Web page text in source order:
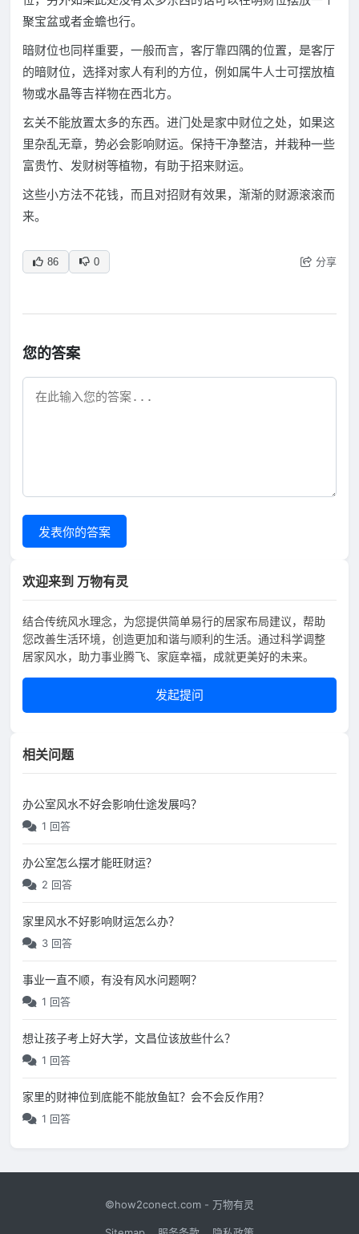
聚宝盆或者金蟾也行。
暗财位也同样重要，一般而言，客厅靠四隅的位置，是客厅
的暗财位，选择对家人有利的方位，例如属牛人士可摆放植
物或水晶等吉祥物在西北方。
玄关不能放置太多的东西。进门处是家中财位之处，如果这
里杂乱无章，势必会影响财运。保持干净整洁，并栽种一些
富贵竹、发财树等植物，有助于招来财运。
这些小方法不花钱，而且对招财有效果，渐渐的财源滚滚而
来。
86 0 分享
您的答案
发表你的答案
欢迎来到 万物有灵
结合传统风水理念，为您提供简单易行的居家布局建议，帮助
您改善生活环境，创造更加和谐与顺利的生活。通过科学调整
居家风水，助力事业腾飞、家庭幸福，成就更美好的未来。
发起提问
相关问题
办公室风水不好会影响仕途发展吗？
1 回答
办公室怎么摆才能旺财运？
2 回答
家里风水不好影响财运怎么办？
3 回答
事业一直不顺，有没有风水问题啊？
1 回答
想让孩子考上好大学，文昌位该放些什么？
1 回答
家里的财神位到底能不能放鱼缸？会不会反作用？
1 回答
©how2conect.com - 万物有灵